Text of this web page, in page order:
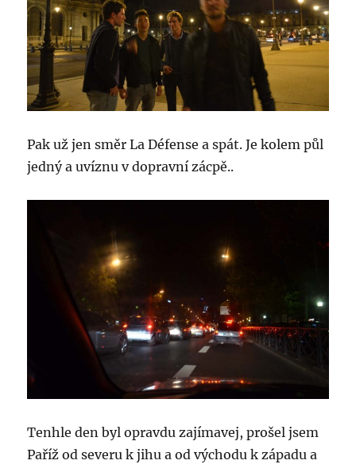
Pak už jen směr La Défense a spát. Je kolem půl
jedný a uvíznu v dopravní zácpě..
Tenhle den byl opravdu zajímavej, prošel jsem
Paříž od severu k jihu a od východu k západu a